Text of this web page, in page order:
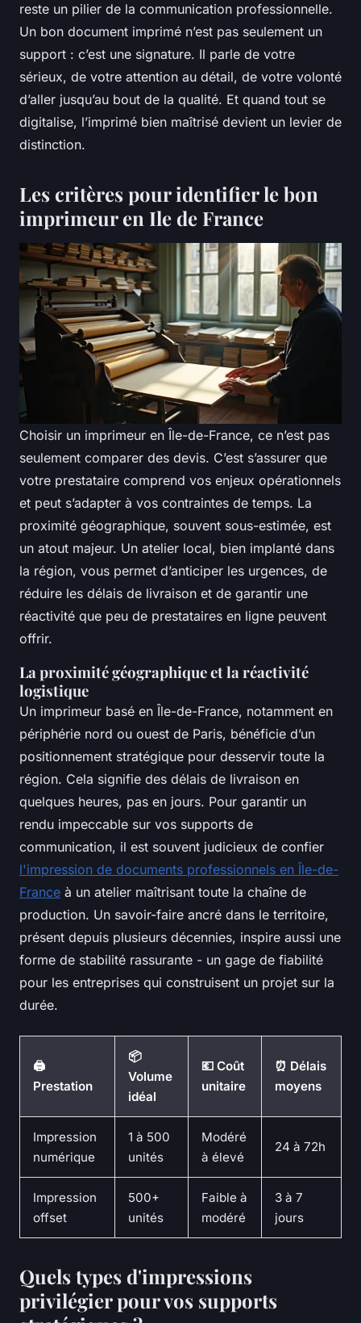
reste un pilier de la communication professionnelle.
Un bon document imprimé n’est pas seulement un
support : c’est une signature. Il parle de votre
sérieux, de votre attention au détail, de votre volonté
d’aller jusqu’au bout de la qualité. Et quand tout se
digitalise, l’imprimé bien maîtrisé devient un levier de
distinction.
Les critères pour identifier le bon
imprimeur en Ile de France
Choisir un imprimeur en Île-de-France, ce n’est pas
seulement comparer des devis. C’est s’assurer que
votre prestataire comprend vos enjeux opérationnels
et peut s’adapter à vos contraintes de temps. La
proximité géographique, souvent sous-estimée, est
un atout majeur. Un atelier local, bien implanté dans
la région, vous permet d’anticiper les urgences, de
réduire les délais de livraison et de garantir une
réactivité que peu de prestataires en ligne peuvent
offrir.
La proximité géographique et la réactivité
logistique
Un imprimeur basé en Île-de-France, notamment en
périphérie nord ou ouest de Paris, bénéficie d’un
positionnement stratégique pour desservir toute la
région. Cela signifie des délais de livraison en
quelques heures, pas en jours. Pour garantir un
rendu impeccable sur vos supports de
communication, il est souvent judicieux de confier
l'impression de documents professionnels en Île-de-
France à un atelier maîtrisant toute la chaîne de
production. Un savoir-faire ancré dans le territoire,
présent depuis plusieurs décennies, inspire aussi une
forme de stabilité rassurante - un gage de fiabilité
pour les entreprises qui construisent un projet sur la
durée.
🖨️
Prestation
📦
Volume
idéal
💶 Coût
unitaire
⏰ Délais
moyens
Impression
numérique
1 à 500
unités
Modéré
à élevé
24 à 72h
Impression
offset
500+
unités
Faible à
modéré
3 à 7
jours
Quels types d'impressions
privilégier pour vos supports